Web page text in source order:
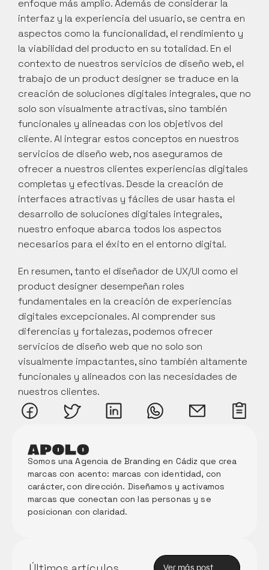
Somos una Agencia de Branding en Cádiz que crea
marcas con acento: marcas con identidad, con
carácter, con dirección. Diseñamos y activamos
marcas que conectan con las personas y se
posicionan con claridad.
enfoque más amplio. Además de considerar la
interfaz y la experiencia del usuario, se centra en
aspectos como la funcionalidad, el rendimiento y
la viabilidad del producto en su totalidad. En el
contexto de nuestros servicios de diseño web, el
trabajo de un product designer se traduce en la
creación de soluciones digitales integrales, que no
solo son visualmente atractivas, sino también
funcionales y alineadas con los objetivos del
cliente. Al integrar estos conceptos en nuestros
servicios de diseño web, nos aseguramos de
ofrecer a nuestros clientes experiencias digitales
completas y efectivas. Desde la creación de
interfaces atractivas y fáciles de usar hasta el
desarrollo de soluciones digitales integrales,
nuestro enfoque abarca todos los aspectos
necesarios para el éxito en el entorno digital.
En resumen, tanto el diseñador de UX/UI como el
product designer desempeñan roles
fundamentales en la creación de experiencias
digitales excepcionales. Al comprender sus
diferencias y fortalezas, podemos ofrecer
servicios de diseño web que no solo son
visualmente impactantes, sino también altamente
funcionales y alineados con las necesidades de
nuestros clientes.
Ver más post
Innova